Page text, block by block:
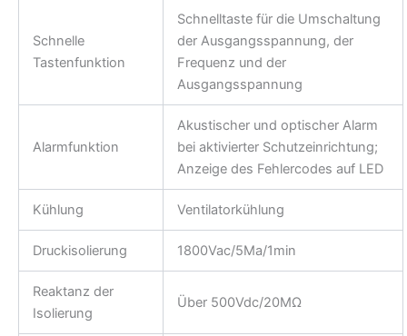
Schnelle
Tastenfunktion
Schnelltaste für die Umschaltung
der Ausgangsspannung, der
Frequenz und der
Ausgangsspannung
Alarmfunktion
Akustischer und optischer Alarm
bei aktivierter Schutzeinrichtung;
Anzeige des Fehlercodes auf LED
Kühlung Ventilatorkühlung
Druckisolierung 1800Vac/5Ma/1min
Reaktanz der
Isolierung
Über 500Vdc/20MΩ